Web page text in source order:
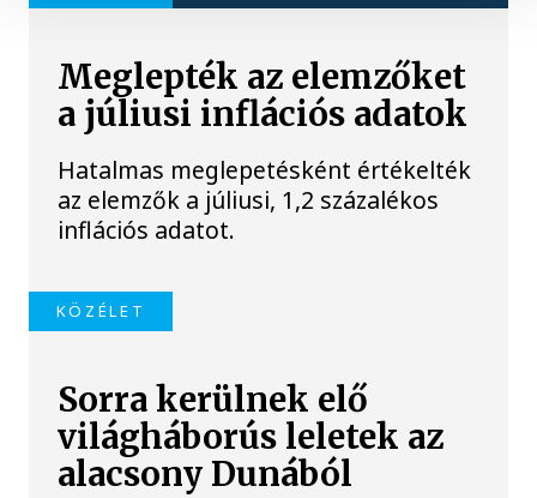
Meglepték az elemzőket
a júliusi inflációs adatok
Hatalmas meglepetésként értékelték
az elemzők a júliusi, 1,2 százalékos
inflációs adatot.
KÖZÉLET
Sorra kerülnek elő
világháborús leletek az
alacsony Dunából